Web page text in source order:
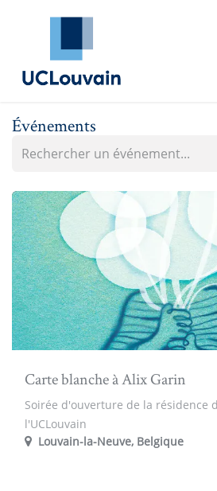
Se rendre au contenu
Événements
Carte blanche à Alix Garin
Soirée d'ouverture de la résidence
l'UCLouvain
Louvain-la-Neuve, Belgique